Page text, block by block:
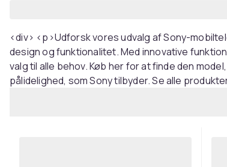
<div> <p>Udforsk vores udvalg af Sony-
design og funktionalitet. Med innovative
valg til alle behov. Køb her for at finde den
pålidelighed, som Sony tilbyder. Se alle